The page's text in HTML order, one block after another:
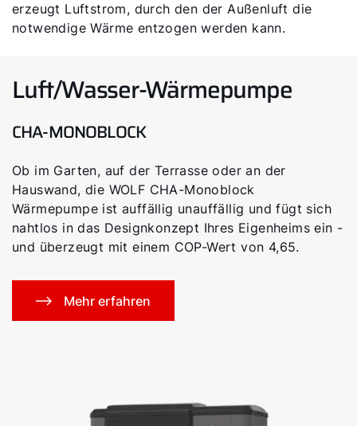
erzeugt Luftstrom, durch den der Außenluft die
notwendige Wärme entzogen werden kann.
Luft/Wasser-Wärmepumpe
CHA-MONOBLOCK
Ob im Garten, auf der Terrasse oder an der
Hauswand, die WOLF CHA-Monoblock
Wärmepumpe ist auffällig unauffällig und fügt sich
nahtlos in das Designkonzept Ihres Eigenheims ein -
und überzeugt mit einem COP-Wert von 4,65.
Mehr erfahren